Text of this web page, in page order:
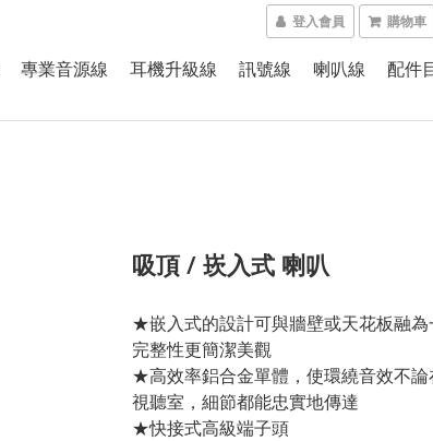
登入會員 購物車
專業音源線 耳機升級線 訊號線 喇叭線 配件
吸頂 / 崁入式 喇叭
★嵌入式的設計可與牆壁或天花板融為
完整性更簡潔美觀
★高效率鋁合金單體，使環繞音效不論
視聽室，細節都能忠實地傳達
★快接式高級端子頭